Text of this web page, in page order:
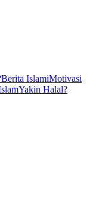
Berita IslamiMotivasi
Yakin Halal?